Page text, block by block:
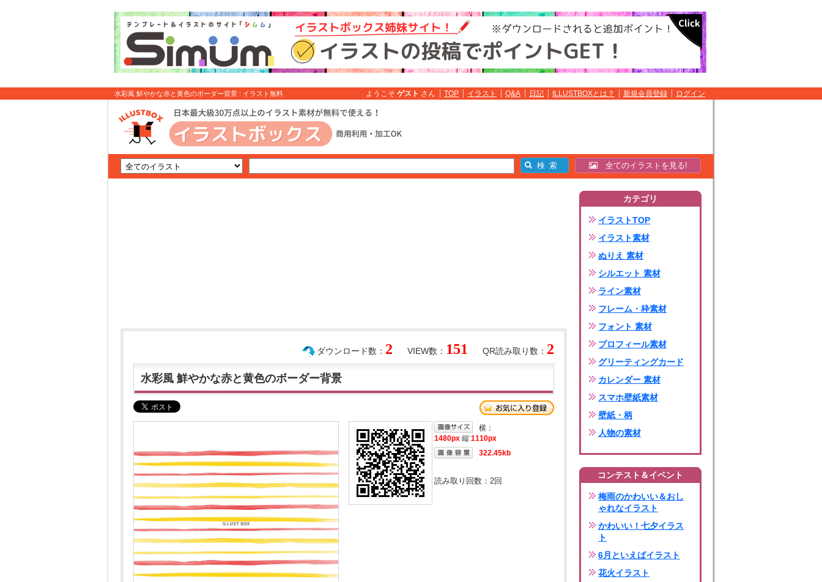
水彩風 鮮やかな赤と黄色のボーダー背景 : イラスト無料 ようこそ ゲスト さん TOP イラスト Q&A 日記 ILLUSTBOXとは？ 新規会員登録 ログイン
全てのイラストを見る!
QR読み取り数： 2
VIEW数： 151
ダウンロード数： 2
水彩風 鮮やかな赤と黄色のボーダー背景
横：
1480px 縦:1110px
322.45kb
読み取り回数： 2回
カテゴリ
イラストTOP
イラスト素材
ぬりえ 素材
シルエット 素材
ライン素材
フレーム・枠素材
フォント 素材
プロフィール素材
グリーティングカード
カレンダー 素材
スマホ壁紙素材
壁紙・柄
人物の素材
コンテスト＆イベント
梅雨のかわいい＆おし
ゃれなイラスト
かわいい！七夕イラス
ト
6月といえばイラスト
花火イラスト